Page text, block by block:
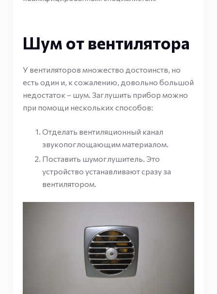
Шум от вентилятора
У вентиляторов множество достоинств, но
есть один и, к сожалению, довольно большой
недостаток – шум. Заглушить прибор можно
при помощи нескольких способов:
Отделать вентиляционный канал
звукопоглощающим материалом.
Поставить шумоглушитель. Это
устройство устанавливают сразу за
вентилятором.